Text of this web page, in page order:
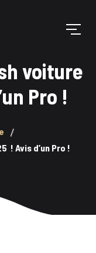
voiture
Pro !
! Avis d’un Pro !